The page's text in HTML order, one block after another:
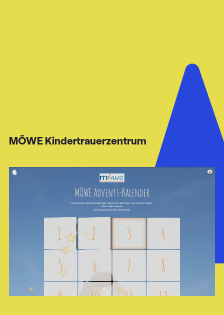
Darum Türchen
MÖWE Kindertrauerzentrum